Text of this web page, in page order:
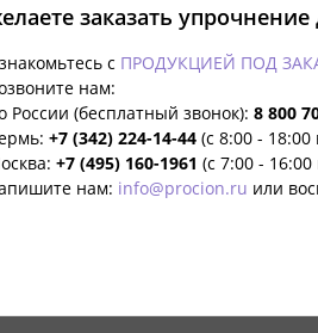
заказать
с ПРОДУКЦИЕЙ ПОД
нам:
России (бесплатный звонок): 8 800
+7 (342) 224-14-44 (с 8:00 -
+7 (495) 160-1961 (с 7:00 -
нам: info@procion.ru или